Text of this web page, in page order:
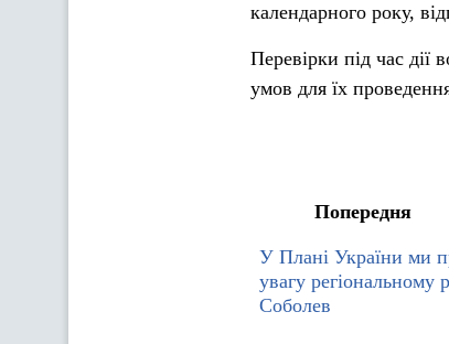
календарного року,
Перевірки під час дії
умов для їх
Попередня
У Плані України ми
увагу регіональному
Соболев